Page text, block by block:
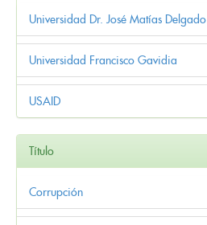
Universidad Dr. José Matías Delgado
Universidad Francisco Gavidia
USAID
Título
Corrupción